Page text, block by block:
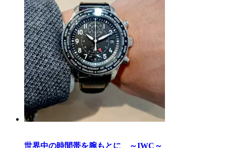
世界中の時間帯を腕もとに ～IWC～